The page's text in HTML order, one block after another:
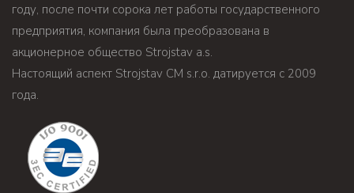
году, после почти сорока лет работы государственного
предприятия, компания была преобразована в
акционерное общество Strojstav а.s.
Настоящий аспект Strojstav CM s.r.o. датируется c 2009
года.